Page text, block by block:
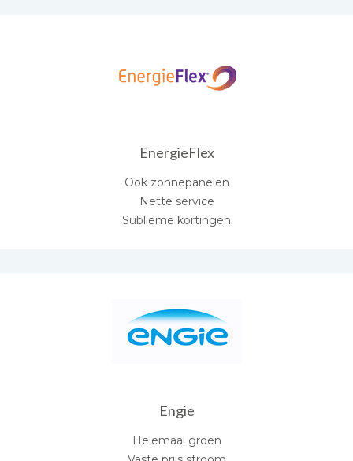
EnergieFlex
Ook zonnepanelen
Nette service
Sublieme kortingen
Engie
Helemaal groen